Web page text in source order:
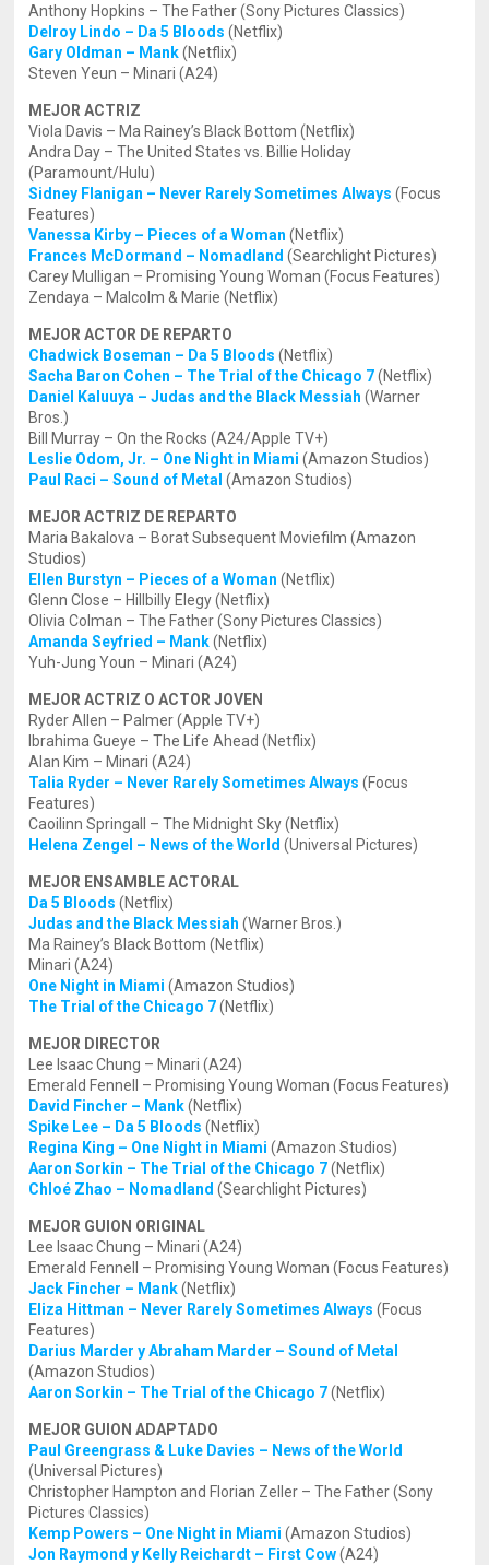
Anthony Hopkins – The Father (Sony Pictures Classics)
Delroy Lindo – Da 5 Bloods (Netflix)
Gary Oldman – Mank(Netflix)
Steven Yeun – Minari (A24)
MEJOR ACTRIZ
Viola Davis – Ma Rainey’s Black Bottom (Netflix)
Andra Day – The United States vs. Billie Holiday
(Paramount/Hulu)
Sidney Flanigan – Never Rarely Sometimes Always (Focus
Features)
Vanessa Kirby – Pieces of a Woman (Netflix)
Frances McDormand – Nomadland (Searchlight Pictures)
Carey Mulligan – Promising Young Woman (Focus Features)
Zendaya – Malcolm & Marie (Netflix)
MEJOR ACTOR DE REPARTO
Chadwick Boseman – Da 5 Bloods (Netflix)
Sacha Baron Cohen – The Trial of the Chicago 7(Netflix)
Daniel Kaluuya – Judas and the Black Messiah (Warner
Bros.)
Bill Murray – On the Rocks (A24/Apple TV+)
Leslie Odom, Jr. – One Night in Miami (Amazon Studios)
Paul Raci – Sound of Metal (Amazon Studios)
MEJOR ACTRIZ DE REPARTO
Maria Bakalova – Borat Subsequent Moviefilm (Amazon
Studios)
Ellen Burstyn – Pieces of a Woman (Netflix)
Glenn Close – Hillbilly Elegy (Netflix)
Olivia Colman – The Father (Sony Pictures Classics)
Amanda Seyfried – Mank(Netflix)
Yuh-Jung Youn – Minari (A24)
MEJOR ACTRIZ O ACTOR JOVEN
Ryder Allen – Palmer (Apple TV+)
Ibrahima Gueye – The Life Ahead (Netflix)
Alan Kim – Minari (A24)
Talia Ryder – Never Rarely Sometimes Always (Focus
Features)
Caoilinn Springall – The Midnight Sky (Netflix)
Helena Zengel – News of the World (Universal Pictures)
MEJOR ENSAMBLE ACTORAL
Da 5 Bloods (Netflix)
Judas and the Black Messiah (Warner Bros.)
Ma Rainey’s Black Bottom (Netflix)
Minari (A24)
One Night in Miami (Amazon Studios)
The Trial of the Chicago 7(Netflix)
MEJOR DIRECTOR
Lee Isaac Chung – Minari (A24)
Emerald Fennell – Promising Young Woman (Focus Features)
David Fincher – Mank(Netflix)
Spike Lee – Da 5 Bloods (Netflix)
Regina King – One Night in Miami (Amazon Studios)
Aaron Sorkin – The Trial of the Chicago 7(Netflix)
Chloé Zhao – Nomadland (Searchlight Pictures)
MEJOR GUION ORIGINAL
Lee Isaac Chung – Minari (A24)
Emerald Fennell – Promising Young Woman (Focus Features)
Jack Fincher – Mank(Netflix)
Eliza Hittman – Never Rarely Sometimes Always (Focus
Features)
Darius Marder y Abraham Marder – Sound of Metal
(Amazon Studios)
Aaron Sorkin – The Trial of the Chicago 7(Netflix)
MEJOR GUION ADAPTADO
Paul Greengrass & Luke Davies – News of the World
(Universal Pictures)
Christopher Hampton and Florian Zeller – The Father (Sony
Pictures Classics)
Kemp Powers – One Night in Miami (Amazon Studios)
Jon Raymond y Kelly Reichardt – First Cow(A24)